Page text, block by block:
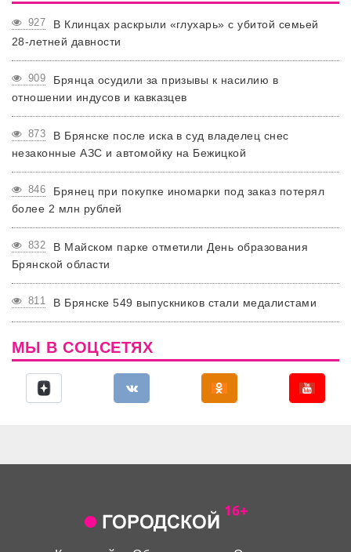
927
В Клинцах раскрыли «глухарь» с убитой семьей
28-летней давности
909
Брянца осудили за призывы к насилию в
отношении индусов и кавказцев
873
В Брянске после иска в суд владелец снес
незаконные АЗС и автомойку на Бежицкой
846
Брянец при покупке иномарки под заказ потерял
более 2 млн рублей
832
В Майском парке отметили День образования
Брянской области
811 В Брянске 549 выпускников стали медалистами
МЫ В СОЦСЕТЯХ